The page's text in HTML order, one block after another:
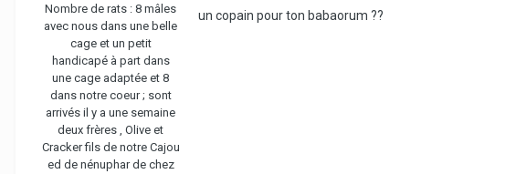
Nombre de rats : 8 mâles
avec nous dans une belle
cage et un petit
handicapé à part dans
une cage adaptée et 8
dans notre coeur ; sont
arrivés il y a une semaine
deux frères , Olive et
Cracker fils de notre Cajou
ed de nénuphar de chez
un copain pour ton babaorum ??